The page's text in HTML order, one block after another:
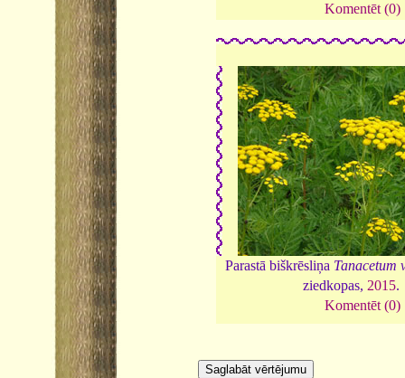
Komentēt (0)
Parastā biškrēsliņa Tanacetum
ziedkopas, 2015.
Komentēt (0)